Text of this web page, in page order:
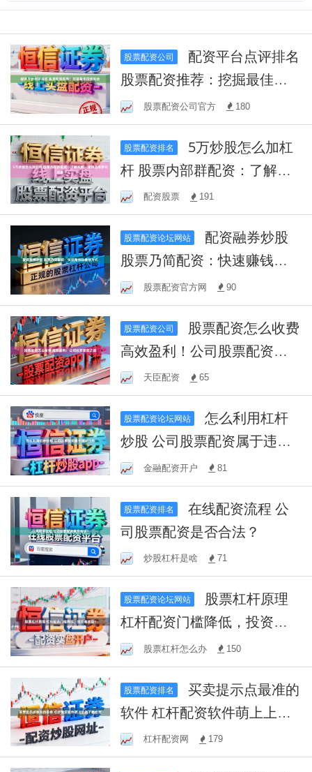
股票配资公司
股票配资推荐：挖掘最佳投
资机会股票配资公司官方 180
股票配资排名
杆 股票内部群配资：了解风
险，谨慎选择参与对象
配资股票 191
股票配资论坛网站
股票乃简配资：快速赚钱的
最佳方式
股票配资官方网 90
股票配资公司
高效盈利！公司股票配资之
道
天臣配资 65
股票配资论坛网站
怎么利用杠杆
炒股 公司股票配资属于违法
行为金融配资开户 81
股票配资排名
在线配资流程 公
司股票配资是否合法？
炒股杠杆是啥 71
股票配资论坛网站
杠杆配资门槛降低，投资者
受益！股票杠杆怎么办 150
股票配资排名
买卖提示点最准的
软件 杠杆配资软件萌上上盈
下载指南
杠杆配资网 179